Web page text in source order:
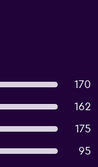
170
162
175
95